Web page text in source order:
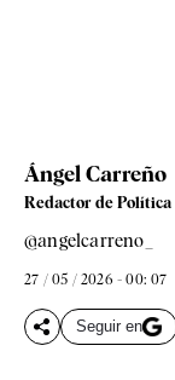
Ángel Carreño
Redactor de Política
@angelcarreno_
27 / 05 / 2026 - 00: 07
Seguir en